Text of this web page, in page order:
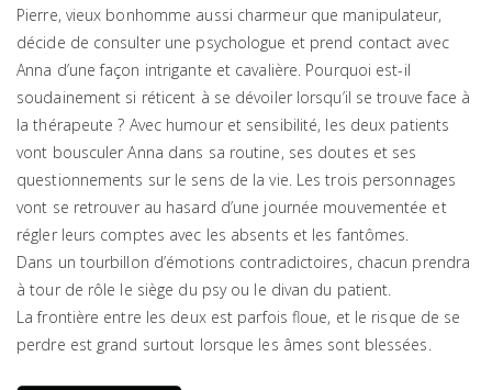
Pierre, vieux bonhomme aussi charmeur que manipulateur,
décide de consulter une psychologue et prend contact avec
Anna d’une façon intrigante et cavalière. Pourquoi est-il
soudainement si réticent à se dévoiler lorsqu’il se trouve face à
la thérapeute ? Avec humour et sensibilité, les deux patients
vont bousculer Anna dans sa routine, ses doutes et ses
questionnements sur le sens de la vie. Les trois personnages
vont se retrouver au hasard d’une journée mouvementée et
régler leurs comptes avec les absents et les fantômes.
Dans un tourbillon d’émotions contradictoires, chacun prendra
à tour de rôle le siège du psy ou le divan du patient.
La frontière entre les deux est parfois floue, et le risque de se
perdre est grand surtout lorsque les âmes sont blessées.